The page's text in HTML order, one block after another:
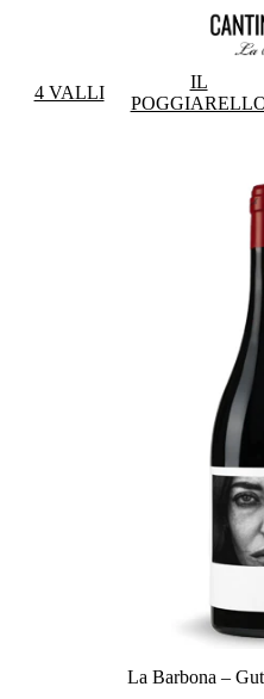
4 VALLI
IL
La Barbona –